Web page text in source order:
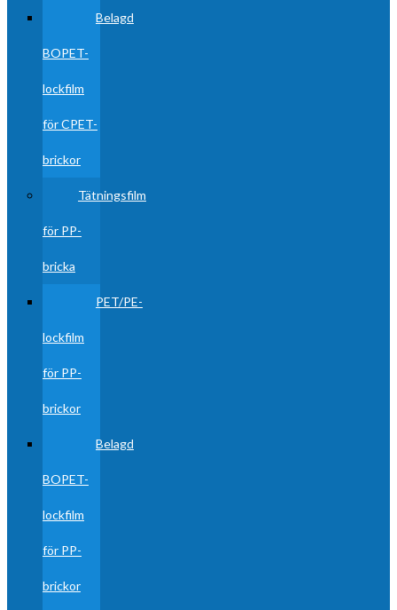
Belagd
BOPET-
lockfilm
för CPET-
brickor
Tätningsfilm
för PP-
bricka
PET/PE-
lockfilm
för PP-
brickor
Belagd
BOPET-
lockfilm
för PP-
brickor